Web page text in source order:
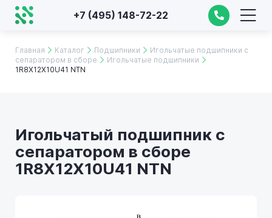
+7 (495) 148-72-22
Главная Каталог Подшипники
Игольчатые подшипники с
сепаратором в сборе
Игольчатые подшипники
1R8X12X10U41 NTN
Игольчатый подшипник с
сепаратором в сборе
1R8X12X10U41 NTN